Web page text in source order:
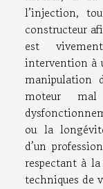
l’injection,
constructeur
est
intervention à
manipulation
moteur
ou la
d’un
respectant à
techniques de